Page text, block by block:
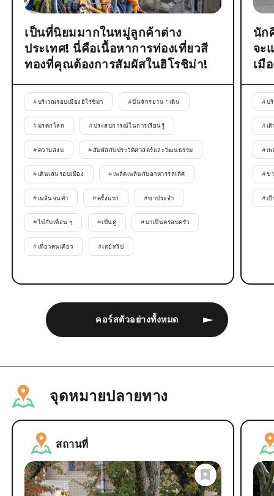
คอร์สตัวอย่างทั้งหมด
เป็นที่นิยมมากในหมู่ลูกค้าต่าง
ประเทศ! นี่คือเนื้อหาการท่องเที่ยวสี
ทองที่คุณต้องการสัมผัสในฮิโรชิม่า!
#บริเวณรอบเมืองฮิโรชิม่า #ปั่นจักรยาน * เดิน
#มรดกโลก #ประสบการณ์ในการเรียนรู้
#ความสงบ #สัมผัสกับประวัติศาสตร์และวัฒนธรรม
#เดินเล่นรอบเมือง #เพลิดเพลินกับอาหารรสเลิศ
#เพลินจนค่ำ #ครั้งแรก #ขาประจำ
#ไปกับเพื่อน ๆ #เป็นคู่ #มาเป็นครอบครัว
#เที่ยวคนเดียว #เดย์ทริป
นัก
จะ
เมื
#บ
#เ
#เ
#ข
#เ
จุดหมายปลายทาง
สถานที่